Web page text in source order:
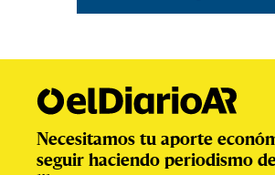
Necesitamos tu aporte
seguir haciendo periodismo